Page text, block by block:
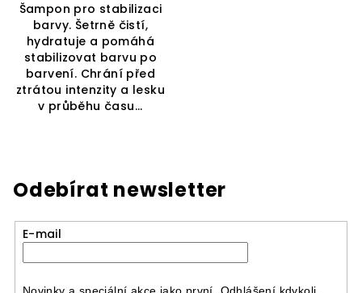
Šampon pro stabilizaci
barvy. Šetrně čistí,
hydratuje a pomáhá
stabilizovat barvu po
barvení. Chrání před
ztrátou intenzity a lesku
v průběhu času...
Odebírat newsletter
E-mail